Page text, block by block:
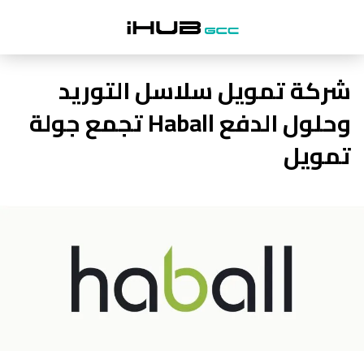
شركة تمويل سلاسل التوريد
وحلول الدفع Haball تجمع جولة
تمويل